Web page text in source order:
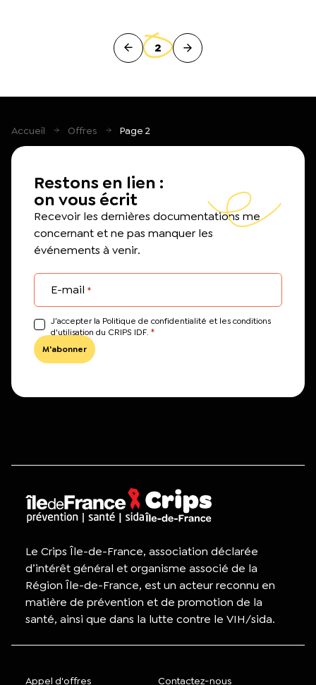
2
Accueil Offres Page 2
Restons en lien :
on vous écrit
Recevoir les dernières documentations me
concernant et ne pas manquer les
événements à venir.
E-mail *
J’accepter la Politique de confidentialité et les conditions
d'utilisation du CRIPS IDF. *
Le Crips Île-de-France, association déclarée
d’intérêt général et organisme associé de la
Région Île-de-France, est un acteur reconnu en
matière de prévention et de promotion de la
santé, ainsi que dans la lutte contre le VIH/sida.
Appel d'offres Contactez-nous